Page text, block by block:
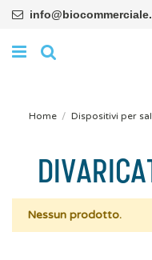
Home Dispositivi per
Nessun prodotto.